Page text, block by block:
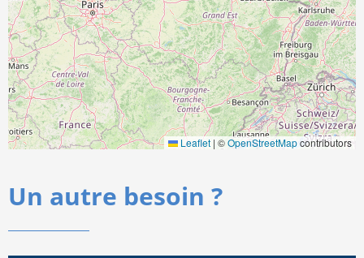
Leaflet | ©OpenStreetMapcontributors
Un autre besoin ?